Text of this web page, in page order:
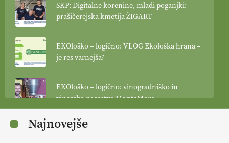
SKP: Digitalne korenine, mladi poganjki:
prašičerejska kmetija ŽIGART
EKOloško = logično: VLOG Ekološka hrana –
je res varnejša?
EKOloško = logično: vinogradniško in
vinarsko posestvo MonteMoro
EKOloško = logično: ekološka kmetija
Najnovejše